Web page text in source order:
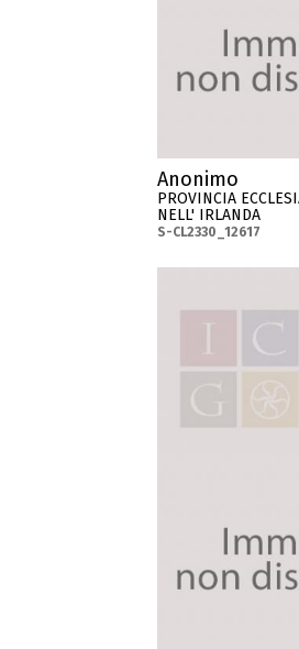
Anonimo
PROVINCIA
NELL' IRLANDA
S-CL2330_12617